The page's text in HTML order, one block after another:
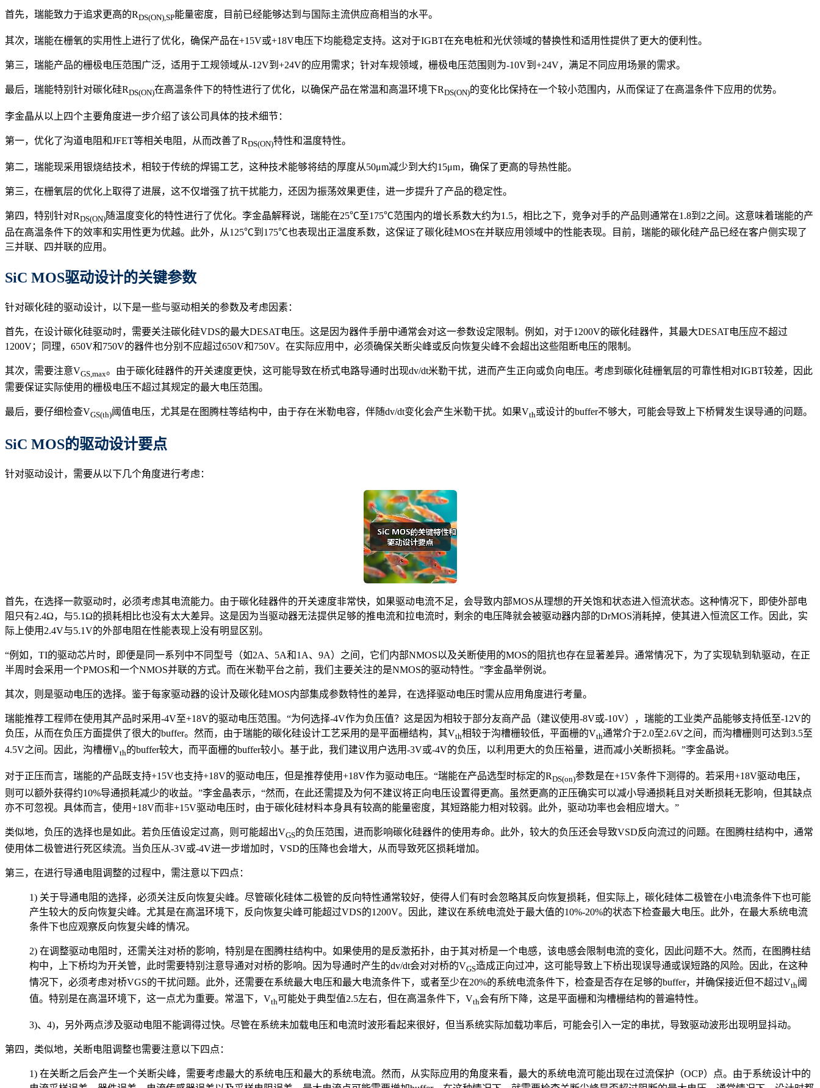
首先，瑞能致力于追求更高的RDS(ON),SP能量密度，目前已经能够达到与国际主流供应商相当的水平。
其次，瑞能在栅氧的实用性上进行了优化，确保产品在+15V或+18V电压下均能稳定支持。这对于IGBT在充电桩和光伏领域的替换性和适用性提供了更大的便利性。
第三，瑞能产品的栅极电压范围广泛，适用于工规领域从-12V到+24V的应用需求；针对车规领域，栅极电压范围则为-10V到+24V，满足不同应用场景的需求。
最后，瑞能特别针对碳化硅RDS(ON)在高温条件下的特性进行了优化，以确保产品在常温和高温环境下RDS(ON)的变化比保持在一个较小范围内，从而保证了在高温条件下应用的优势。
李金晶从以上四个主要角度进一步介绍了该公司具体的技术细节：
第一，优化了沟道电阻和JFET等相关电阻，从而改善了RDS(ON)特性和温度特性。
第二，瑞能现采用银烧结技术，相较于传统的焊锡工艺，这种技术能够将结的厚度从50μm减少到大约15μm，确保了更高的导热性能。
第三，在栅氧层的优化上取得了进展，这不仅增强了抗干扰能力，还因为振荡效果更佳，进一步提升了产品的稳定性。
第四，特别针对RDS(ON)随温度变化的特性进行了优化。李金晶解释说，瑞能在25℃至175℃范围内的增长系数大约为1.5，相比之下，竞争对手的产品则通常在1.8到2之间。这意味着瑞能的产
品在高温条件下的效率和实用性更为优越。此外，从125℃到175℃也表现出正温度系数，这保证了碳化硅MOS在并联应用领域中的性能表现。目前，瑞能的碳化硅产品已经在客户侧实现了
三并联、四并联的应用。
SiC MOS驱动设计的关键参数
针对碳化硅的驱动设计，以下是一些与驱动相关的参数及考虑因素：
首先，在设计碳化硅驱动时，需要关注碳化硅VDS的最大DESAT电压。这是因为器件手册中通常会对这一参数设定限制。例如，对于1200V的碳化硅器件，其最大DESAT电压应不超过
1200V；同理，650V和750V的器件也分别不应超过650V和750V。在实际应用中，必须确保关断尖峰或反向恢复尖峰不会超出这些阻断电压的限制。
其次，需要注意VGS,max。由于碳化硅器件的开关速度更快，这可能导致在桥式电路导通时出现dv/dt米勒干扰，进而产生正向或负向电压。考虑到碳化硅栅氧层的可靠性相对IGBT较差，因此
需要保证实际使用的栅极电压不超过其规定的最大电压范围。
最后，要仔细检查VGS(th)阈值电压，尤其是在图腾柱等结构中，由于存在米勒电容，伴随dv/dt变化会产生米勒干扰。如果Vth或设计的buffer不够大，可能会导致上下桥臂发生误导通的问题。
SiC MOS的驱动设计要点
针对驱动设计，需要从以下几个角度进行考虑：
首先，在选择一款驱动时，必须考虑其电流能力。由于碳化硅器件的开关速度非常快，如果驱动电流不足，会导致内部MOS从理想的开关饱和状态进入恒流状态。这种情况下，即使外部电
阻只有2.4Ω，与5.1Ω的损耗相比也没有太大差异。这是因为当驱动器无法提供足够的推电流和拉电流时，剩余的电压降就会被驱动器内部的DrMOS消耗掉，使其进入恒流区工作。因此，实
际上使用2.4V与5.1V的外部电阻在性能表现上没有明显区别。
“例如，TI的驱动芯片时，即便是同一系列中不同型号（如2A、5A和1A、9A）之间，它们内部NMOS以及关断使用的MOS的阻抗也存在显著差异。通常情况下，为了实现轨到轨驱动，在正
半周时会采用一个PMOS和一个NMOS并联的方式。而在米勒平台之前，我们主要关注的是NMOS的驱动特性。”李金晶举例说。
其次，则是驱动电压的选择。鉴于每家驱动器的设计及碳化硅MOS内部集成参数特性的差异，在选择驱动电压时需从应用角度进行考量。
瑞能推荐工程师在使用其产品时采用-4V至+18V的驱动电压范围。“为何选择-4V作为负压值？这是因为相较于部分友商产品（建议使用-8V或-10V），瑞能的工业类产品能够支持低至-12V的
负压，从而在负压方面提供了很大的buffer。然而，由于瑞能的碳化硅设计工艺采用的是平面栅结构，其Vth相较于沟槽栅较低，平面栅的Vth通常介于2.0至2.6V之间，而沟槽栅则可达到3.5至
4.5V之间。因此，沟槽栅Vth的buffer较大，而平面栅的buffer较小。基于此，我们建议用户选用-3V或-4V的负压，以利用更大的负压裕量，进而减小关断损耗。”李金晶说。
对于正压而言，瑞能的产品既支持+15V也支持+18V的驱动电压，但是推荐使用+18V作为驱动电压。“瑞能在产品选型时标定的RDS(on)参数是在+15V条件下测得的。若采用+18V驱动电压，
则可以额外获得约10%导通损耗减少的收益。”李金晶表示，“然而，在此还需提及为何不建议将正向电压设置得更高。虽然更高的正压确实可以减小导通损耗且对关断损耗无影响，但其缺点
亦不可忽视。具体而言，使用+18V而非+15V驱动电压时，由于碳化硅材料本身具有较高的能量密度，其短路能力相对较弱。此外，驱动功率也会相应增大。”
类似地，负压的选择也是如此。若负压值设定过高，则可能超出VGS的负压范围，进而影响碳化硅器件的使用寿命。此外，较大的负压还会导致VSD反向流过的问题。在图腾柱结构中，通常
使用体二极管进行死区续流。当负压从-3V或-4V进一步增加时，VSD的压降也会增大，从而导致死区损耗增加。
第三，在进行导通电阻调整的过程中，需注意以下四点：
1) 关于导通电阻的选择，必须关注反向恢复尖峰。尽管碳化硅体二极管的反向特性通常较好，使得人们有时会忽略其反向恢复损耗，但实际上，碳化硅体二极管在小电流条件下也可能
产生较大的反向恢复尖峰。尤其是在高温环境下，反向恢复尖峰可能超过VDS的1200V。因此，建议在系统电流处于最大值的10%-20%的状态下检查最大电压。此外，在最大系统电流
条件下也应观察反向恢复尖峰的情况。
2) 在调整驱动电阻时，还需关注对桥的影响，特别是在图腾柱结构中。如果使用的是反激拓扑，由于其对桥是一个电感，该电感会限制电流的变化，因此问题不大。然而，在图腾柱结
构中，上下桥均为开关管，此时需要特别注意导通对对桥的影响。因为导通时产生的dv/dt会对对桥的VGS造成正向过冲，这可能导致上下桥出现误导通或误短路的风险。因此，在这种
情况下，必须考虑对桥VGS的干扰问题。此外，还需要在系统最大电压和最大电流条件下，或者至少在20%的系统电流条件下，检查是否存在足够的buffer，并确保接近但不超过Vth阈
值。特别是在高温环境下，这一点尤为重要。常温下，Vth可能处于典型值2.5左右，但在高温条件下，Vth会有所下降，这是平面栅和沟槽栅结构的普遍特性。
3)、4)，另外两点涉及驱动电阻不能调得过快。尽管在系统未加载电压和电流时波形看起来很好，但当系统实际加载功率后，可能会引入一定的串扰，导致驱动波形出现明显抖动。
第四，类似地，关断电阻调整也需要注意以下四点：
1) 在关断之后会产生一个关断尖峰，需要考虑最大的系统电压和最大的系统电流。然而，从实际应用的角度来看，最大的系统电流可能出现在过流保护（OCP）点。由于系统设计中的